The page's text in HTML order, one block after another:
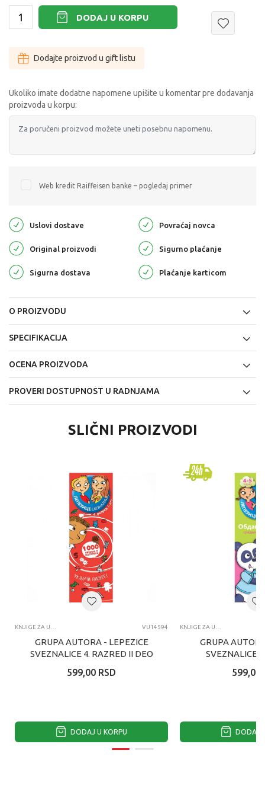
DODAJ U KORPU
Dodajte proizvod u gift listu
Ukoliko imate dodatne napomene upišite u komentar pre dodavanja
proizvoda u korpu:
Web kredit Raiffeisen banke – pogledaj primer
Uslovi dostave Povraćaj novca
Original proizvodi Sigurno plaćanje
Sigurna dostava Plaćanje karticom
O PROIZVODU
SPECIFIKACIJA
OCENA PROIZVODA
PROVERI DOSTUPNOST U RADNJAMA
SLIČNI PROIZVODI
KNJIGE ZA UČENJE VU14594
GRUPA AUTORA - LEPEZICE
SVEZNALICE 4. RAZRED II DEO
599,00 RSD
DODAJ U KORPU
KNJIGE ZA UČENJE
GRUPA
SVEZNALICE
599,00
DODAJ